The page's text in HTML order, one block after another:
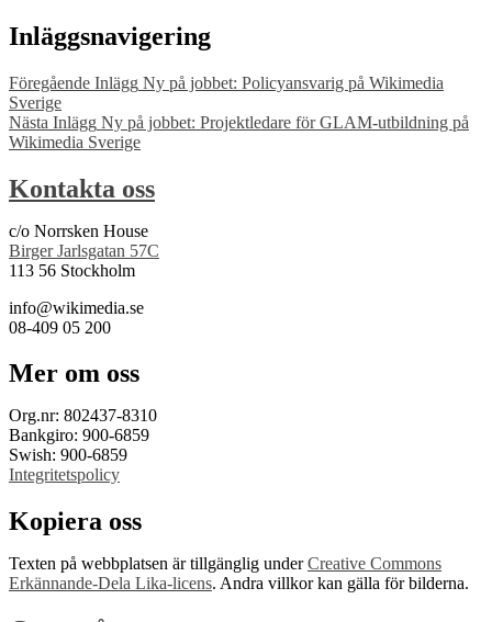
Inläggsnavigering
Föregående Inlägg Ny på jobbet: Policyansvarig på Wikimedia
Sverige
Nästa Inlägg Ny på jobbet: Projektledare för GLAM-utbildning på
Wikimedia Sverige
Kontakta oss
c/o Norrsken House
Birger Jarlsgatan 57C
113 56 Stockholm
info@wikimedia.se
08-409 05 200
Mer om oss
Org.nr: 802437-8310
Bankgiro: 900-6859
Swish: 900-6859
Integritetspolicy
Kopiera oss
Texten på webbplatsen är tillgänglig underCreative Commons
Erkännande-Dela Lika-licens. Andra villkor kan gälla för bilderna.